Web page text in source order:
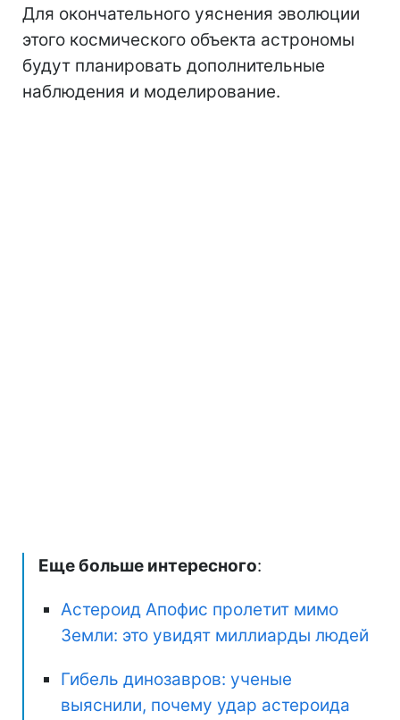
Для окончательного уяснения эволюции
этого космического объекта астрономы
будут планировать дополнительные
наблюдения и моделирование.
Еще больше интересного:
Астероид Апофис пролетит мимо
Земли: это увидят миллиарды людей
Гибель динозавров: ученые
выяснили, почему удар астероида